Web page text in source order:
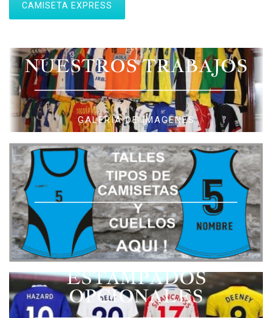
CAMISETA EXPRESS
NUESTROS TRABAJOS
GALERIA DE IMAGENES
ESTAMPADOS
OPCIONALES